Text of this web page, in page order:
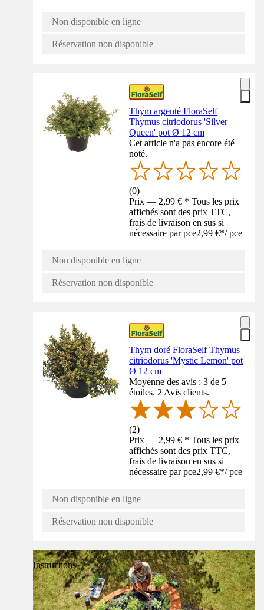
Non disponible en ligne
Réservation non disponible
Thym argenté FloraSelf
Thymus citriodorus 'Silver
Queen' pot Ø 12 cm
Cet article n'a pas encore été
noté.
(0)
Prix — 2,99 € * Tous les prix
affichés sont des prix TTC,
frais de livraison en sus si
nécessaire par pce2,99 €*/ pce
Non disponible en ligne
Réservation non disponible
Thym doré FloraSelf Thymus
citriodorus 'Mystic Lemon' pot
Ø 12 cm
Moyenne des avis : 3 de 5
étoiles. 2 Avis clients.
(2)
Prix — 2,99 € * Tous les prix
affichés sont des prix TTC,
frais de livraison en sus si
nécessaire par pce2,99 €*/ pce
Non disponible en ligne
Réservation non disponible
Instructions